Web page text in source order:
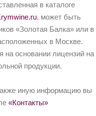
в каталоге
, может быть
«Золотая Балка» или в
в Москве.
на основании лицензий на
продукции.
иную информацию вы
«Контакты»